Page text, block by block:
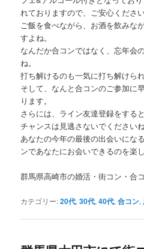
れておりますので、ご安心ください
ご飯を食べながら、お酒を飲みな
すよね。
なんだか合コンではなく、忘年会
ね。
打ち解けるのも一気に打ち解けら
そして、なんと合コンのご参加に
ります。
さらには、ライン友達登録をする
チャンスは見逃さないでくださいね
あなたの今年の最後の出会いにな
ンであなたにお会いできるのを楽
群馬県高崎市の婚活・街コン・合
カテゴリー:20代,30代,40代,合コン,